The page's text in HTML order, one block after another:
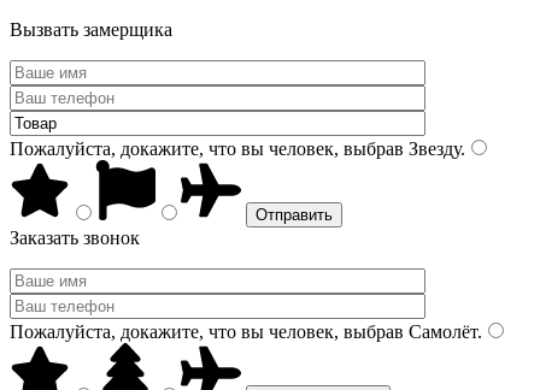
Вызвать замерщика
Пожалуйста, докажите, что вы человек, выбрав Звезду.
Заказать звонок
Пожалуйста, докажите, что вы человек, выбрав Самолёт.